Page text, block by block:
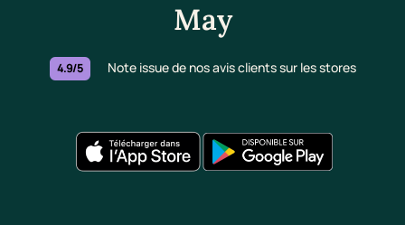
May
4.9/5 Note issue de nos avis clients sur les stores